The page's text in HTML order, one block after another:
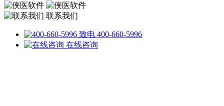
联系我们
致电 400-660-5996
在线咨询